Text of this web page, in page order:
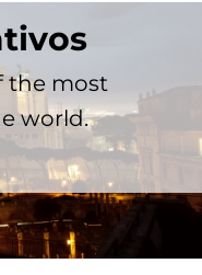
the most
world.